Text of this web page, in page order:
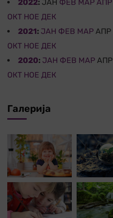
2022: ЈАН ФЕВ МАР АПР
ОКТ НОЕ ДЕК
2021: ЈАН ФЕВ МАР АПР
ОКТ НОЕ ДЕК
2020: ЈАН ФЕВ МАР АПР
ОКТ НОЕ ДЕК
Галерија